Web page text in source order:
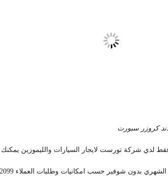
كروزر سبورت
لدي شركة تورست لايجار السيارات والليموزين يمكنك
الشهري بدون شوفير حسب امكانيات وطلبات العملاء 01099792099